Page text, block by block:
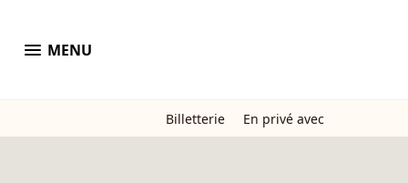
menu MENU
Billetterie En privé avec